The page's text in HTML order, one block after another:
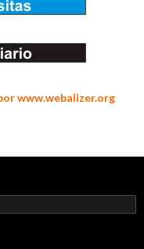
www.webalizer.org